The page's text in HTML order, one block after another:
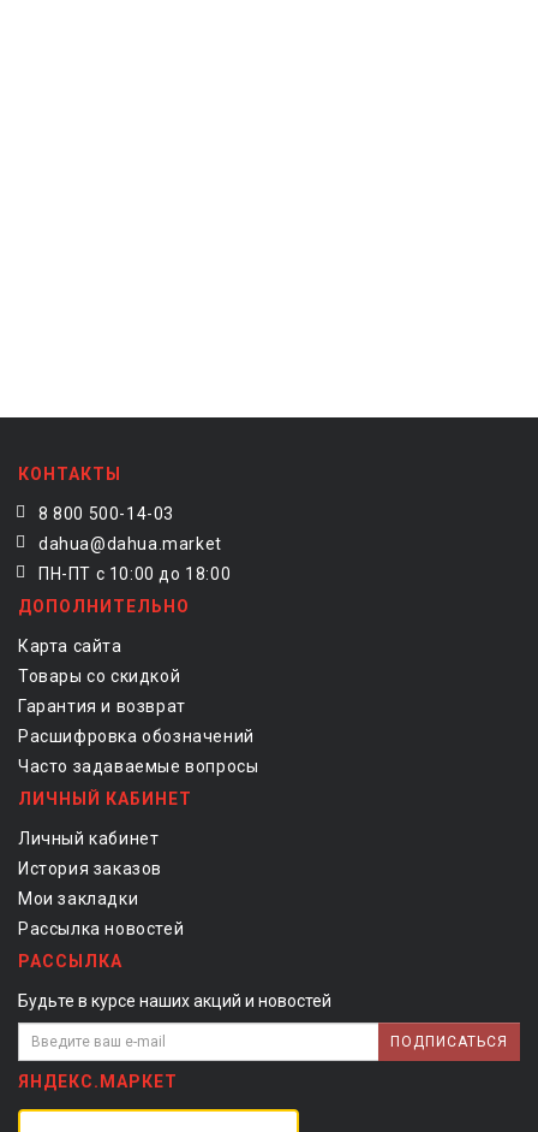
КОНТАКТЫ
8 800 500-14-03
dahua@dahua.market
ПН-ПТ с 10:00 до 18:00
ДОПОЛНИТЕЛЬНО
Карта сайта
Товары со скидкой
Гарантия и возврат
Расшифровка обозначений
Часто задаваемые вопросы
ЛИЧНЫЙ КАБИНЕТ
Личный кабинет
История заказов
Мои закладки
Рассылка новостей
РАССЫЛКА
Будьте в курсе наших акций и новостей
ПОДПИСАТЬСЯ
ЯНДЕКС.МАРКЕТ